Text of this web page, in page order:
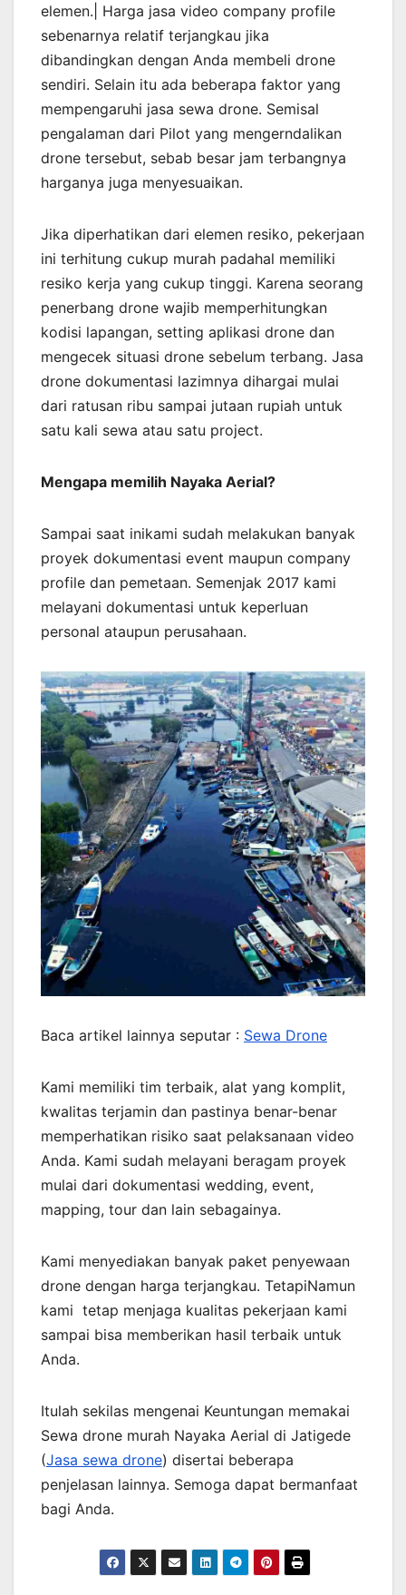
elemen.| Harga jasa video company profile
sebenarnya relatif terjangkau jika
dibandingkan dengan Anda membeli drone
sendiri. Selain itu ada beberapa faktor yang
mempengaruhi jasa sewa drone. Semisal
pengalaman dari Pilot yang mengerndalikan
drone tersebut, sebab besar jam terbangnya
harganya juga menyesuaikan.
Jika diperhatikan dari elemen resiko, pekerjaan
ini terhitung cukup murah padahal memiliki
resiko kerja yang cukup tinggi. Karena seorang
penerbang drone wajib memperhitungkan
kodisi lapangan, setting aplikasi drone dan
mengecek situasi drone sebelum terbang. Jasa
drone dokumentasi lazimnya dihargai mulai
dari ratusan ribu sampai jutaan rupiah untuk
satu kali sewa atau satu project.
Mengapa memilih Nayaka Aerial?
Sampai saat inikami sudah melakukan banyak
proyek dokumentasi event maupun company
profile dan pemetaan. Semenjak 2017 kami
melayani dokumentasi untuk keperluan
personal ataupun perusahaan.
Baca artikel lainnya seputar : Sewa Drone
Kami memiliki tim terbaik, alat yang komplit,
kwalitas terjamin dan pastinya benar-benar
memperhatikan risiko saat pelaksanaan video
Anda. Kami sudah melayani beragam proyek
mulai dari dokumentasi wedding, event,
mapping, tour dan lain sebagainya.
Kami menyediakan banyak paket penyewaan
drone dengan harga terjangkau. TetapiNamun
kami tetap menjaga kualitas pekerjaan kami
sampai bisa memberikan hasil terbaik untuk
Anda.
Itulah sekilas mengenai Keuntungan memakai
Sewa drone murah Nayaka Aerial di Jatigede
(Jasa sewa drone) disertai beberapa
penjelasan lainnya. Semoga dapat bermanfaat
bagi Anda.